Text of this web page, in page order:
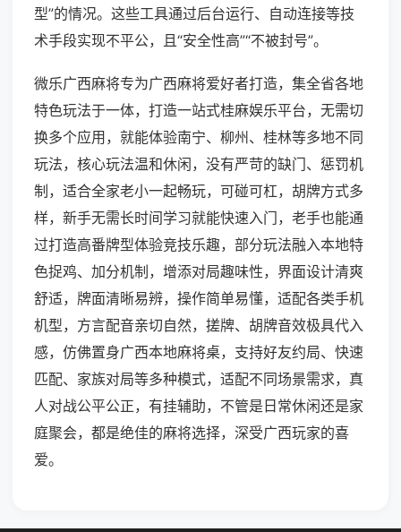
型”的情况。这些工具通过后台运行、自动连接等技
术手段实现不平公，且“安全性高”“不被封号”。
微乐广西麻将专为广西麻将爱好者打造，集全省各地
特色玩法于一体，打造一站式桂麻娱乐平台，无需切
换多个应用，就能体验南宁、柳州、桂林等多地不同
玩法，核心玩法温和休闲，没有严苛的缺门、惩罚机
制，适合全家老小一起畅玩，可碰可杠，胡牌方式多
样，新手无需长时间学习就能快速入门，老手也能通
过打造高番牌型体验竞技乐趣，部分玩法融入本地特
色捉鸡、加分机制，增添对局趣味性，界面设计清爽
舒适，牌面清晰易辨，操作简单易懂，适配各类手机
机型，方言配音亲切自然，搓牌、胡牌音效极具代入
感，仿佛置身广西本地麻将桌，支持好友约局、快速
匹配、家族对局等多种模式，适配不同场景需求，真
人对战公平公正，有挂辅助，不管是日常休闲还是家
庭聚会，都是绝佳的麻将选择，深受广西玩家的喜
爱。